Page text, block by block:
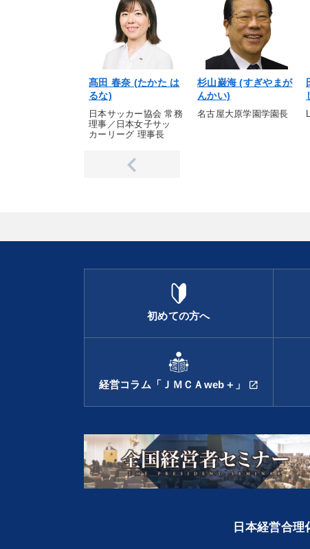
髙田 春奈 (たかた は
るな)
日本サッカー協会 常務
理事／日本女子サッ
カーリーグ 理事長
杉山巌海 (すぎやまが
んかい)
名古屋大原学園学園長
初めての方へ
経営コラム「ＪＭＣＡweb＋」 open_in_new
日本経営合理